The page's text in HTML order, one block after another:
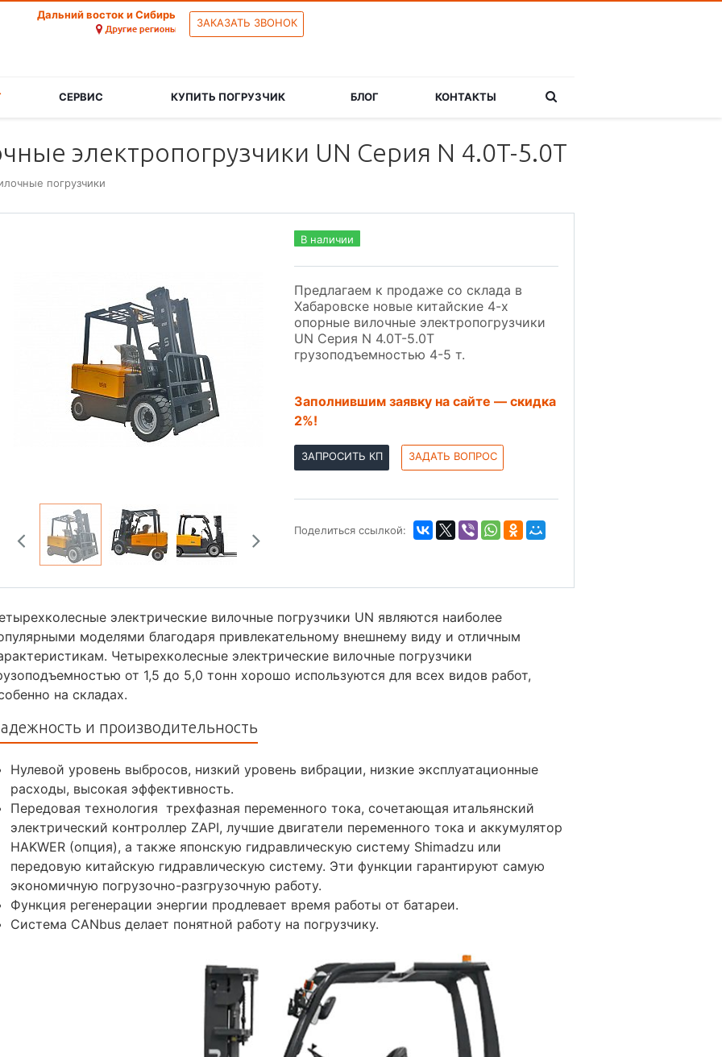
ЗАКАЗАТЬ ЗВОНОК
Дальний восток и Сибирь
СЕРВИС КУПИТЬ ПОГРУЗЧИК БЛОГ КОНТАКТЫ
электропогрузчики UN Серия N 4.0T-5.0T
погрузчики
В наличии
Предлагаем к продаже со склада в
Хабаровске новые китайские 4-х
опорные вилочные электропогрузчики
UN Серия N 4.0T-5.0T
грузоподъемностью 4-5 т.
Заполнившим заявку на сайте — скидка
2%!
ЗАПРОСИТЬ КП ЗАДАТЬ ВОПРОС
Поделиться ссылкой:
электрические вилочные погрузчики UN являются наиболее
моделями благодаря привлекательному внешнему виду и отличным
Четырехколесные электрические вилочные погрузчики
от 1,5 до 5,0 тонн хорошо используются для всех видов работ,
на складах.
и производительность
Нулевой уровень выбросов, низкий уровень вибрации, низкие эксплуатационные
расходы, высокая эффективность.
Передовая технология трехфазная переменного тока, сочетающая итальянский
электрический контроллер ZAPI, лучшие двигатели переменного тока и аккумулятор
HAKWER (опция), а также японскую гидравлическую систему Shimadzu или
передовую китайскую гидравлическую систему. Эти функции гарантируют самую
экономичную погрузочно-разгрузочную работу.
Функция регенерации энергии продлевает время работы от батареи.
Система CANbus делает понятной работу на погрузчику.